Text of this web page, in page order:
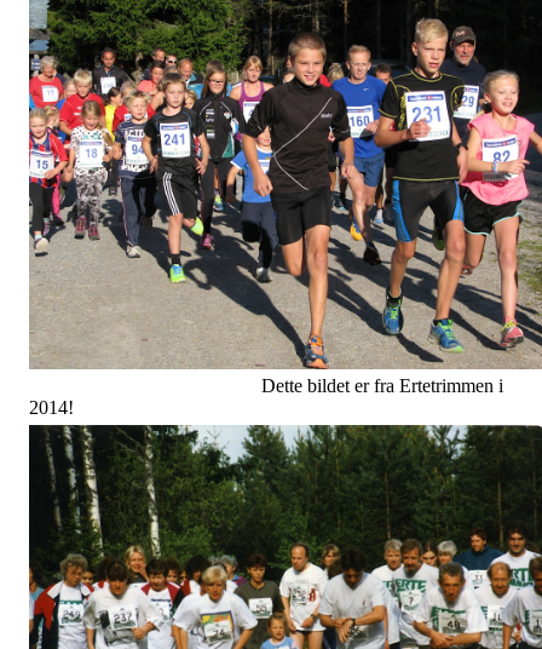
Dette bildet er fra Ertetrimmen i
2014!